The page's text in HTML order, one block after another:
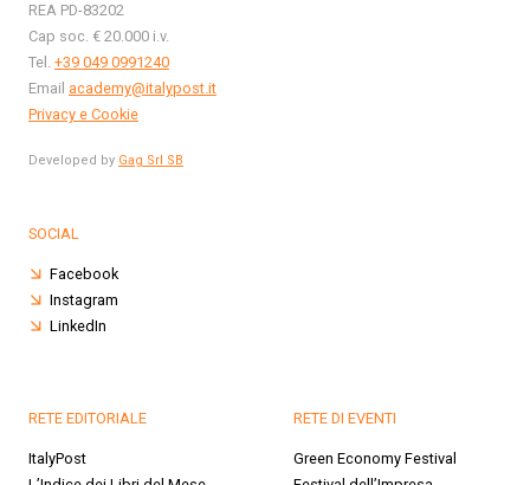
REA PD-83202
Cap soc. € 20.000 i.v.
Tel. +39 049 0991240
Email academy@italypost.it
Privacy e Cookie
Developed by Gag Srl SB
SOCIAL
Facebook
Instagram
LinkedIn
RETE EDITORIALE
ItalyPost
RETE DI EVENTI
Green Economy Festival